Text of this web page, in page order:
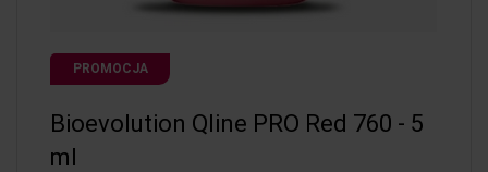
PROMOCJA
Bioevolution Qline PRO Red 760 - 5
ml